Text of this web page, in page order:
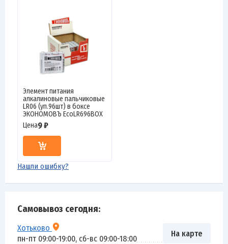
Самовывоз сегодня:
Хотьково
пн-пт 09:00-19:00, сб-вс 09:00-18:00
На карте
Элемент питания
алкалиновые пальчиковые
LR06 (уп.96шт) в боксе
ЭКОНОМОВЪ EcoLR696BOX
Цена9 ₽
Нашли ошибку?